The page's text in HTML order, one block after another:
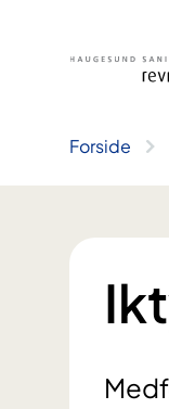
Forside